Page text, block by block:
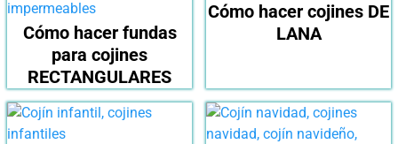
Cómo hacer fundas
para cojines
RECTANGULARES
Cómo hacer cojines DE
LANA